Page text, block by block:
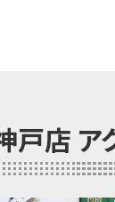
戸店 ア